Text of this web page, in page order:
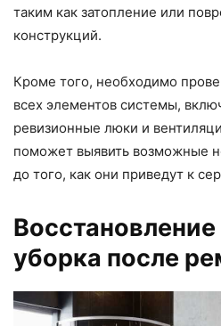
таким как затопление или
конструкций.
Кроме того, необходимо
всех элементов системы,
ревизионные люки и
поможет выявить возможные
до того, как они приведут к
Восстановление
уборка после